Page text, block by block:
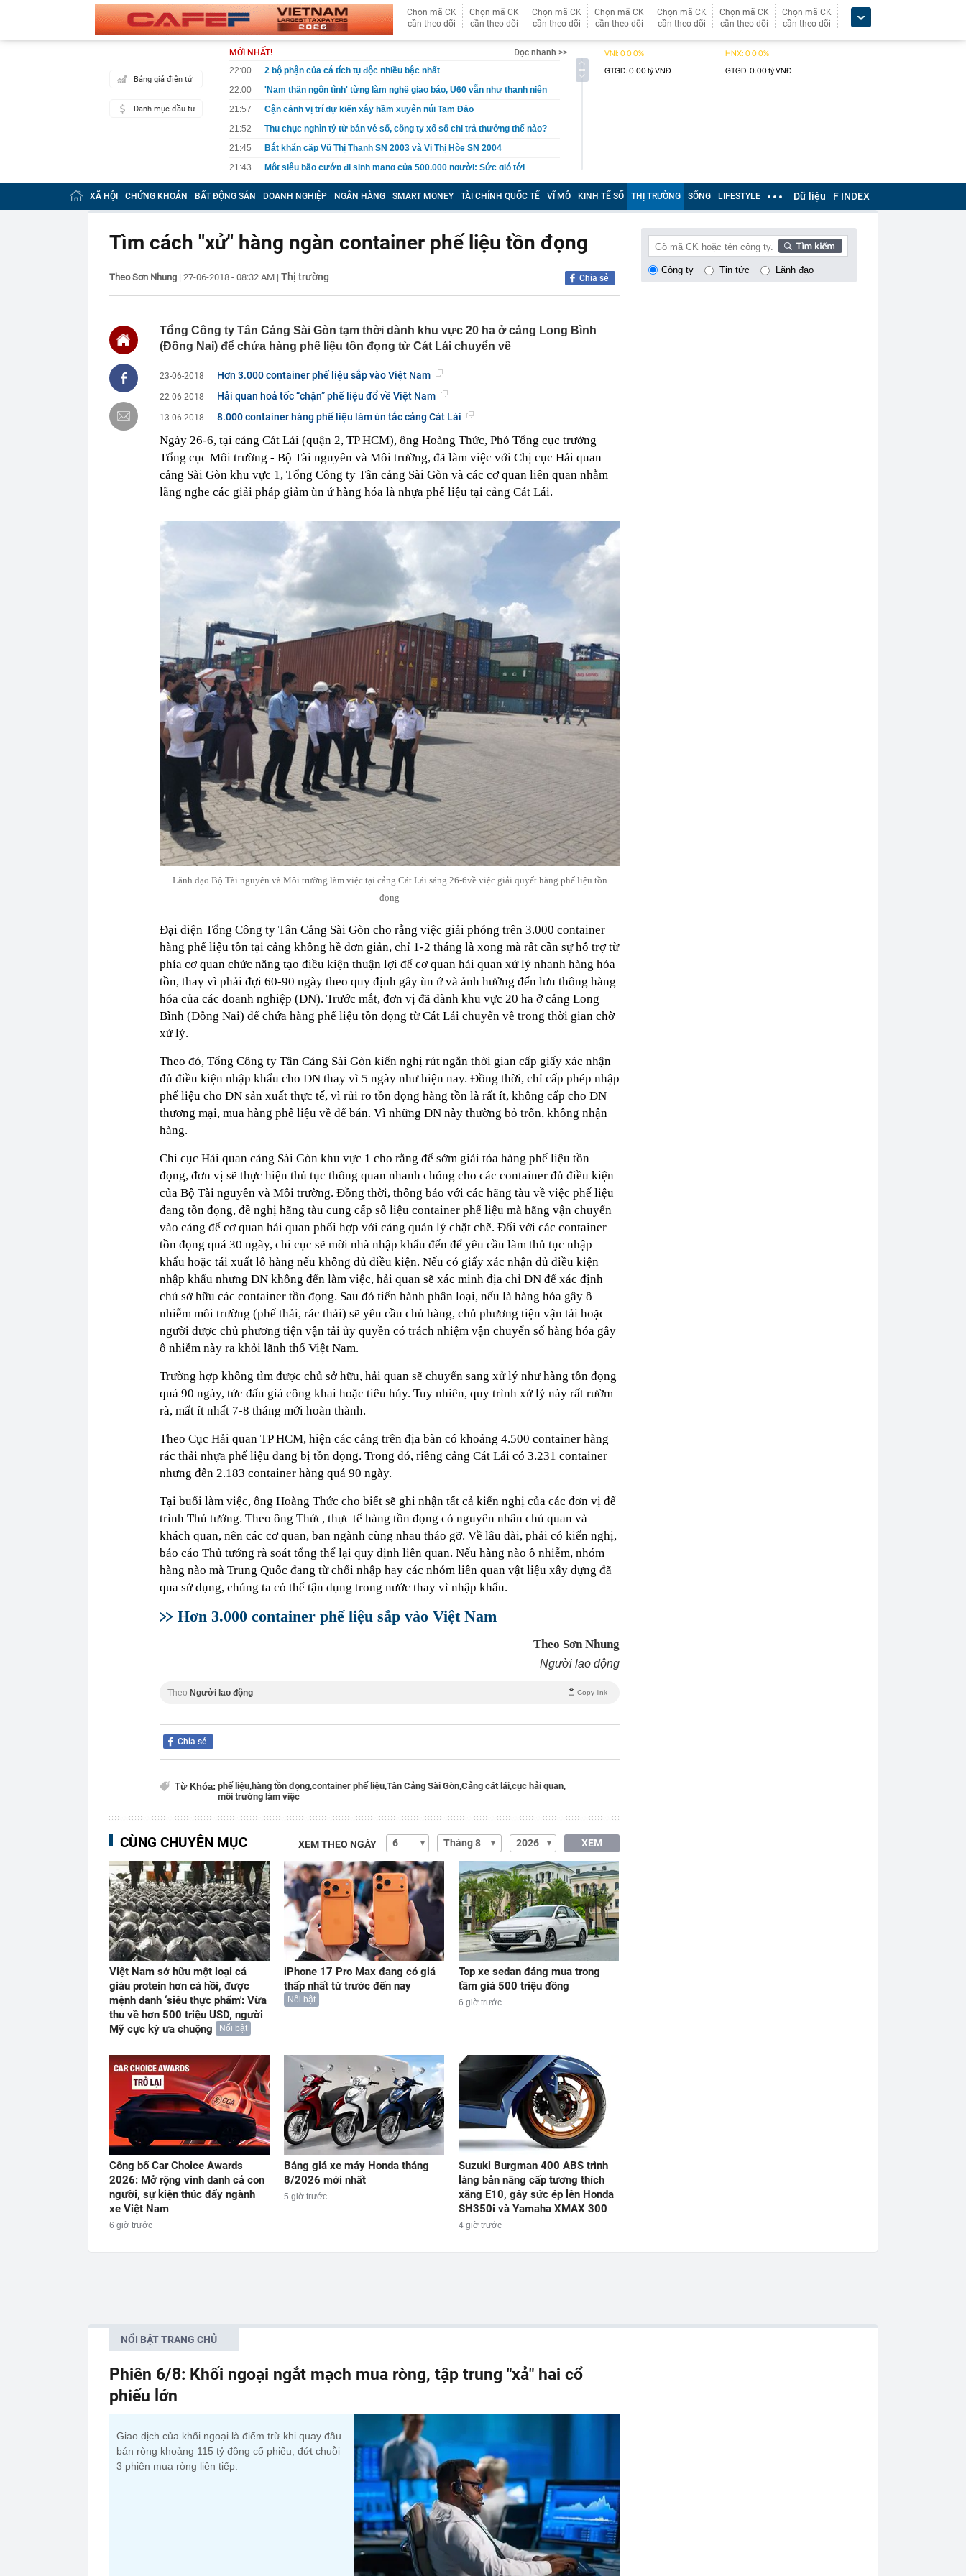
Chọn mã CK
cần theo dõi
Chọn mã CK
cần theo dõi
Chọn mã CK
cần theo dõi
Chọn mã CK
cần theo dõi
Chọn mã CK
cần theo dõi
Chọn mã CK
cần theo dõi
Chọn mã CK
cần theo dõi
Bảng giá điện tử
Danh mục đầu tư
MỚI NHẤT!
Đọc nhanh >>
22:00
2 bộ phận của cá tích tụ độc nhiều bậc nhất
22:00
'Nam thần ngôn tình' từng làm nghề giao báo, U60 vẫn như thanh niên
21:57
Cận cảnh vị trí dự kiến xây hầm xuyên núi Tam Đảo
21:52
Thu chục nghìn tỷ từ bán vé số, công ty xổ số chi trả thưởng thế nào?
21:45
Bắt khẩn cấp Vũ Thị Thanh SN 2003 và Vi Thị Hòe SN 2004
21:43
Một siêu bão cướp đi sinh mạng của 500.000 người: Sức gió tới
trong lịch sử
21:34
"Tiền làm ra rồi cũng để cho con": Lời khuyên khiến nhiều cha mẹ
21:23
NSƯT Thành Lộc gửi lời tạm biệt tới khán giả
nhưng thực trả tới 9%/năm
21:15
Nhật Bản lần đầu giảm thuế tiêu dùng sau gần 40 năm
năm tiết lộ điều gia chủ nên để ý
Một doanh nghiệp sắp trả cổ tức 3.000 đồng/cp, duy trì “mưa tiền mặt”
suốt 15 năm qua
21:04
Vì sao nhiều gia đình không còn đặt bồn rửa trong phòng tắm? Hóa ra
Nhiều ngày trước, kịp thời xử lý 1 đối tượng tại sân bay Nội Bài, phạt
15,5 triệu đồng
20:52
Nơi “đại kỵ” khi đặt WiFi, nhiều người để sai chỗ mà không biết
20:50
Vì sao chủ tịch công ty từng 'nổ' chi 100 tỷ USD làm đường sắt cao tốc
Top xe sedan đáng mua trong tầm giá 500 triệu đồng
Ukraine hé lộ về chiến dịch 40 ngày tấn công sâu vào lãnh thổ Nga
XÃ HỘI CHỨNG KHOÁN BẤT ĐỘNG SẢN DOANH NGHIỆP NGÂN HÀNG SMART MONEY TÀI CHÍNH QUỐC TẾ VĨ MÔ KINH TẾ SỐ THỊ TRƯỜNG SỐNG LIFESTYLE Dữ liệu F INDEX
Tìm cách "xử" hàng ngàn container phế liệu tồn đọng
Theo Sơn Nhung | 27-06-2018 - 08:32 AM | Thị trường Chia sẻ
Tổng Công ty Tân Cảng Sài Gòn tạm thời dành khu vực 20 ha ở cảng Long Bình
(Đồng Nai) để chứa hàng phế liệu tồn đọng từ Cát Lái chuyển về
23-06-2018 Hơn 3.000 container phế liệu sắp vào Việt Nam
22-06-2018 Hải quan hoả tốc “chặn” phế liệu đổ về Việt Nam
13-06-2018 8.000 container hàng phế liệu làm ùn tắc cảng Cát Lái
Ngày 26-6, tại cảng Cát Lái (quận 2, TP HCM), ông Hoàng Thức, Phó Tổng cục trưởng
Tổng cục Môi trường - Bộ Tài nguyên và Môi trường, đã làm việc với Chị cục Hải quan
cảng Sài Gòn khu vực 1, Tổng Công ty Tân cảng Sài Gòn và các cơ quan liên quan nhằm
lắng nghe các giải pháp giảm ùn ứ hàng hóa là nhựa phế liệu tại cảng Cát Lái.
Lãnh đạo Bộ Tài nguyên và Môi trường làm việc tại cảng Cát Lái sáng 26-6về việc giải quyết hàng phế liệu tồn
đọng
Đại diện Tổng Công ty Tân Cảng Sài Gòn cho rằng việc giải phóng trên 3.000 container
hàng phế liệu tồn tại cảng không hề đơn giản, chỉ 1-2 tháng là xong mà rất cần sự hỗ trợ từ
phía cơ quan chức năng tạo điều kiện thuận lợi để cơ quan hải quan xử lý nhanh hàng hóa
tồn, thay vì phải đợi 60-90 ngày theo quy định gây ùn ứ và ảnh hưởng đến lưu thông hàng
hóa của các doanh nghiệp (DN). Trước mắt, đơn vị đã dành khu vực 20 ha ở cảng Long
Bình (Đồng Nai) để chứa hàng phế liệu tồn đọng từ Cát Lái chuyển về trong thời gian chờ
xử lý.
Theo đó, Tổng Công ty Tân Cảng Sài Gòn kiến nghị rút ngắn thời gian cấp giấy xác nhận
đủ điều kiện nhập khẩu cho DN thay vì 5 ngày như hiện nay. Đồng thời, chỉ cấp phép nhập
phế liệu cho DN sản xuất thực tế, vì rủi ro tồn đọng hàng tồn là rất ít, không cấp cho DN
thương mại, mua hàng phế liệu về để bán. Vì những DN này thường bỏ trốn, không nhận
hàng.
Chi cục Hải quan cảng Sài Gòn khu vực 1 cho rằng để sớm giải tỏa hàng phế liệu tồn
đọng, đơn vị sẽ thực hiện thủ tục thông quan nhanh chóng cho các container đủ điều kiện
của Bộ Tài nguyên và Môi trường. Đồng thời, thông báo với các hãng tàu về việc phế liệu
đang tồn đọng, đề nghị hãng tàu cung cấp số liệu container phế liệu mà hãng vận chuyển
vào cảng để cơ quan hải quan phối hợp với cảng quản lý chặt chẽ. Đối với các container
tồn đọng quá 30 ngày, chi cục sẽ mời nhà nhập khẩu đến để yêu cầu làm thủ tục nhập
khẩu hoặc tái xuất lô hàng nếu không đủ điều kiện. Nếu có giấy xác nhận đủ điều kiện
nhập khẩu nhưng DN không đến làm việc, hải quan sẽ xác minh địa chỉ DN để xác định
chủ sở hữu các container tồn đọng. Sau đó tiến hành phân loại, nếu là hàng hóa gây ô
nhiễm môi trường (phế thải, rác thải) sẽ yêu cầu chủ hàng, chủ phương tiện vận tải hoặc
người được chủ phương tiện vận tải ủy quyền có trách nhiệm vận chuyển số hàng hóa gây
ô nhiễm này ra khỏi lãnh thổ Việt Nam.
Trường hợp không tìm được chủ sở hữu, hải quan sẽ chuyển sang xử lý như hàng tồn đọng
quá 90 ngày, tức đấu giá công khai hoặc tiêu hủy. Tuy nhiên, quy trình xử lý này rất rườm
rà, mất ít nhất 7-8 tháng mới hoàn thành.
Theo Cục Hải quan TP HCM, hiện các cảng trên địa bàn có khoảng 4.500 container hàng
rác thải nhựa phế liệu đang bị tồn đọng. Trong đó, riêng cảng Cát Lái có 3.231 container
nhưng đến 2.183 container hàng quá 90 ngày.
Tại buổi làm việc, ông Hoàng Thức cho biết sẽ ghi nhận tất cả kiến nghị của các đơn vị để
trình Thủ tướng. Theo ông Thức, thực tế hàng tồn đọng có nguyên nhân chủ quan và
khách quan, nên các cơ quan, ban ngành cùng nhau tháo gỡ. Về lâu dài, phải có kiến nghị,
báo cáo Thủ tướng rà soát tổng thể lại quy định liên quan. Nếu hàng nào ô nhiễm, nhóm
hàng nào mà Trung Quốc đang từ chối nhập hay các nhóm liên quan vật liệu xây dựng đã
qua sử dụng, chúng ta có thể tận dụng trong nước thay vì nhập khẩu.
Hơn 3.000 container phế liệu sắp vào Việt Nam
Theo Sơn Nhung
Người lao động
Theo Người lao động Copy link
Chia sẻ
Từ Khóa: phế liệu,hàng tồn đọng,container phế liệu,Tân Cảng Sài Gòn,Cảng cát lái,cục hải quan,
môi trường làm việc
CÙNG CHUYÊN MỤC XEM THEO NGÀY XEM
Việt Nam sở hữu một loại cá
giàu protein hơn cá hồi, được
mệnh danh ‘siêu thực phẩm': Vừa
thu về hơn 500 triệu USD, người
Mỹ cực kỳ ưa chuộng
Nổi bật
iPhone 17 Pro Max đang có giá
thấp nhất từ trước đến nay
Nổi bật
Top xe sedan đáng mua trong
tầm giá 500 triệu đồng
6 giờ trước
Công bố Car Choice Awards
2026: Mở rộng vinh danh cả con
người, sự kiện thúc đẩy ngành
xe Việt Nam
6 giờ trước
Bảng giá xe máy Honda tháng
8/2026 mới nhất
5 giờ trước
Suzuki Burgman 400 ABS trình
làng bản nâng cấp tương thích
xăng E10, gây sức ép lên Honda
SH350i và Yamaha XMAX 300
4 giờ trước
Công ty Tin tức Lãnh đạo
NỔI BẬT TRANG CHỦ
Phiên 6/8: Khối ngoại ngắt mạch mua ròng, tập trung "xả" hai cổ
phiếu lớn
Giao dịch của khối ngoại là điểm trừ khi quay đầu
bán ròng khoảng 115 tỷ đồng cổ phiếu, đứt chuỗi
3 phiên mua ròng liên tiếp.